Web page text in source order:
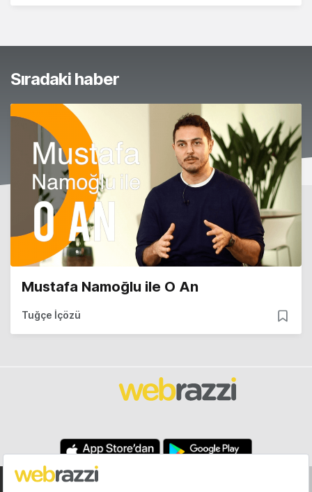
Sıradaki haber
Mustafa Namoğlu ile O An
Tuğçe İçözü